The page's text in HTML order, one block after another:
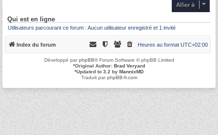
Aller à
Qui est en ligne
Utilisateurs parcourant ce forum : Aucun utilisateur enregistré et 1 invité
Index du forum Heures au format UTC+02:00
Développé parphpBB® Forum Software © phpBB Limited
*Original Author: Brad Veryard
*Updated to 3.2 by MannixMD
Traduit parphpBB-fr.com